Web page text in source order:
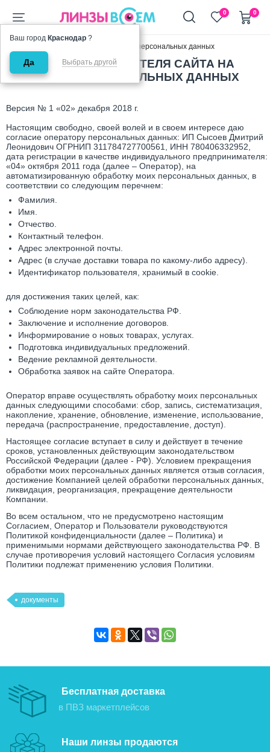
Ваш город Краснодар ?
Да Выбрать другой
+7 (911) 944-90-10 0 0
Согласие на обработку персональных данных
СОГЛАСИЕ ПОЛЬЗОВАТЕЛЯ САЙТА НА
ОБРАБОТКУ ПЕРСОНАЛЬНЫХ ДАННЫХ
Версия № 1 «02» декабря 2018 г.
Настоящим свободно, своей волей и в своем интересе даю
согласие оператору персональных данных: ИП Сысоев Дмитрий
Леонидович ОГРНИП 311784727700561, ИНН 780406332952,
дата регистрации в качестве индивидуального предпринимателя:
«04» октября 2011 года (далее – Оператор), на
автоматизированную обработку моих персональных данных, в
соответствии со следующим перечнем:
Фамилия.
Имя.
Отчество.
Контактный телефон.
Адрес электронной почты.
Адрес (в случае доставки товара по какому-либо адресу).
Идентификатор пользователя, хранимый в cookie.
для достижения таких целей, как:
Соблюдение норм законодательства РФ.
Заключение и исполнение договоров.
Информирование о новых товарах, услугах.
Подготовка индивидуальных предложений.
Ведение рекламной деятельности.
Обработка заявок на сайте Оператора.
Оператор вправе осуществлять обработку моих персональных
данных следующими способами: сбор, запись, систематизация,
накопление, хранение, обновление, изменение, использование,
передача (распространение, предоставление, доступ).
Настоящее согласие вступает в силу и действует в течение
сроков, установленных действующим законодательством
Российской Федерации (далее - РФ). Условием прекращения
обработки моих персональных данных является отзыв согласия,
достижение Компанией целей обработки персональных данных,
ликвидация, реорганизация, прекращение деятельности
Компании.
Во всем остальном, что не предусмотрено настоящим
Согласием, Оператор и Пользователи руководствуются
Политикой конфиденциальности (далее – Политика) и
применимыми нормами действующего законодательства РФ. В
случае противоречия условий настоящего Согласия условиям
Политики подлежат применению условия Политики.
документы
Бесплатная доставка
в ПВЗ маркетплейсов
Наши линзы продаются